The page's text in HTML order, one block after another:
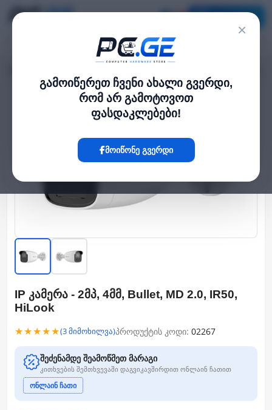
×
გამოიწერეთ ჩვენი ახალი გვერდი,
რომ არ გამოტოვოთ
ფასდაკლებები!
მოიწონე გვერდი
IP კამერა - 2მპ, 4მმ, Bullet, MD 2.0, IR50,
HiLook
★★★★★(3 მიმოხილვა)პროდუქტის კოდი: 02267
შეძენამდე შეამოწმეთ მარაგი
კითხვების შემთხვევაში დაგვიკავშირდით ონლაინ ჩათით
ონლაინ ჩათი